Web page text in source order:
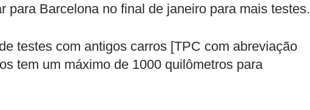
para Barcelona no final de janeiro para mais testes.
testes com antigos carros [TPC com abreviação
tem um máximo de 1000 quilômetros para